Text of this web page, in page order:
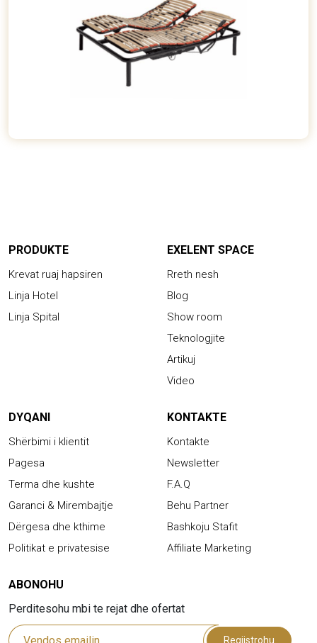
PRODUKTE
Krevat ruaj hapsiren
Linja Hotel
Linja Spital
EXELENT SPACE
Rreth nesh
Blog
Show room
Teknologjite
Artikuj
Video
DYQANI
Shërbimi i klientit
Pagesa
Terma dhe kushte
Garanci & Mirembajtje
Dërgesa dhe kthime
Politikat e privatesise
KONTAKTE
Kontakte
Newsletter
F.A.Q
Behu Partner
Bashkoju Stafit
Affiliate Marketing
ABONOHU
Perditesohu mbi te rejat dhe ofertat
Regjistrohu